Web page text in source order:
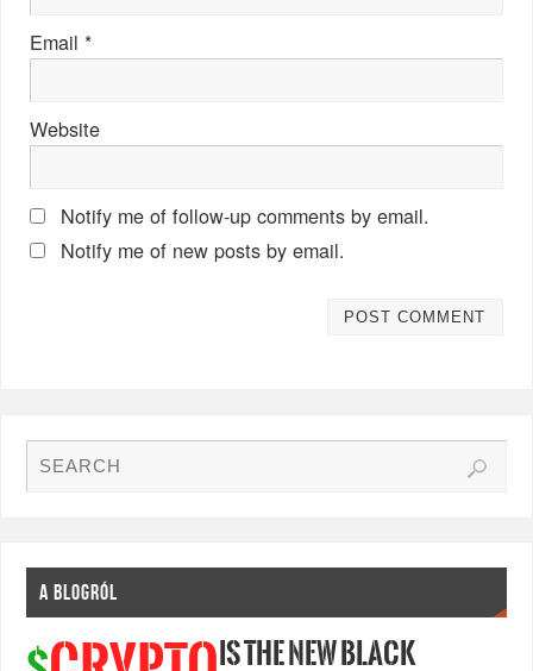
Email*
Website
Notify me of follow-up comments by email.
Notify me of new posts by email.
A BLOGRÓL
IS THE NEW BLACK